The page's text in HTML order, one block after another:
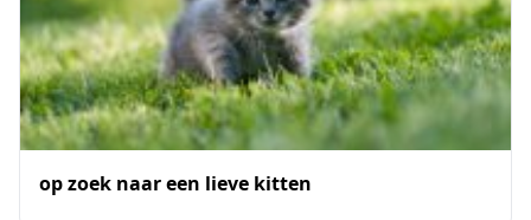
op zoek naar een lieve kitten